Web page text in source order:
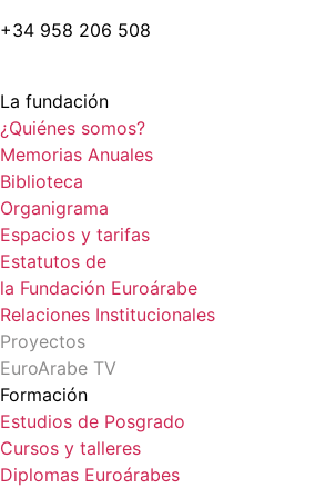
+34 958 206 508
La fundación
¿Quiénes somos?
Memorias Anuales
Biblioteca
Organigrama
Espacios y tarifas
Estatutos de
la Fundación Euroárabe
Relaciones Institucionales
Proyectos
EuroArabe TV
Formación
Estudios de Posgrado
Cursos y talleres
Diplomas Euroárabes